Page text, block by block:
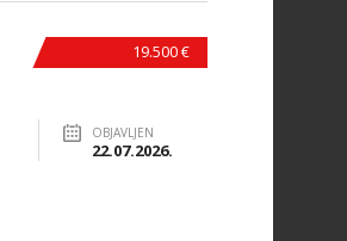
19.500 €
OBJAVLJEN
22.07.2026.